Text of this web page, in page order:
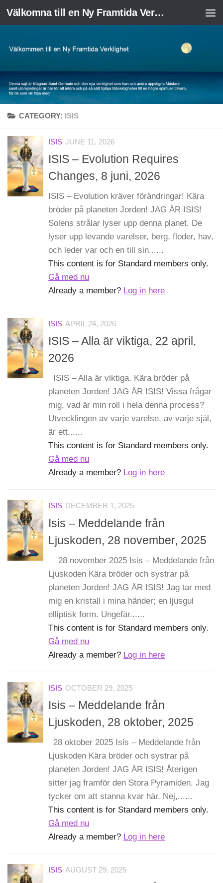
Skip to content Välkomna till en Ny Framtida Verklighet
CATEGORY: ISIS
ISIS JUNE 11, 2026
ISIS – Evolution Requires
Changes, 8 juni, 2026
ISIS – Evolution kräver förändringar! Kära
bröder på planeten Jorden! JAG ÄR ISIS!
Solens strålar lyser upp denna planet. De
lyser upp levande varelser, berg, floder, hav,
och leder var och en till sin......
This content is for Standard members only.
Gå med nu
Already a member? Log in here
ISIS APRIL 24, 2026
ISIS – Alla är viktiga, 22 april,
2026
ISIS – Alla är viktiga. Kära bröder på
planeten Jorden! JAG ÄR ISIS! Vissa frågar
mig, vad är min roll i hela denna process?
Utvecklingen av varje varelse, av varje själ,
är ett......
This content is for Standard members only.
Gå med nu
Already a member? Log in here
ISIS DECEMBER 1, 2025
Isis – Meddelande från
Ljuskoden, 28 november, 2025
28 november 2025 Isis – Meddelande från
Ljuskoden Kära bröder och systrar på
planeten Jorden! JAG ÄR ISIS! Jag tar med
mig en kristall i mina händer; en ljusgul
elliptisk form. Ungefär......
This content is for Standard members only.
Gå med nu
Already a member? Log in here
ISIS OCTOBER 29, 2025
Isis – Meddelande från
Ljuskoden, 28 oktober, 2025
28 oktober 2025 Isis – Meddelande från
Ljuskoden Kära bröder och systrar på
planeten Jorden! JAG ÄR ISIS! Återigen
sitter jag framför den Stora Pyramiden. Jag
tycker om att stanna kvar här. Nej,......
This content is for Standard members only.
Gå med nu
Already a member? Log in here
ISIS AUGUST 29, 2025